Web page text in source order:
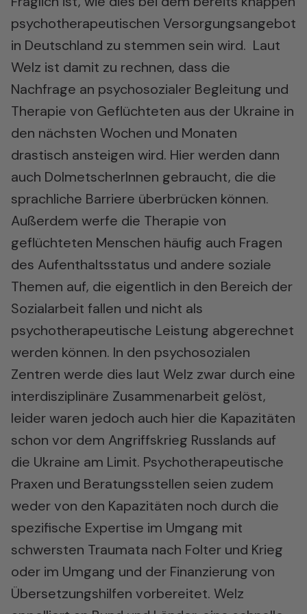
psychotherapeutischen Versorgungsangebot
in Deutschland zu stemmen sein wird. Laut
Welz ist damit zu rechnen, dass die
Nachfrage an psychosozialer Begleitung und
Therapie von Geflüchteten aus der Ukraine in
den nächsten Wochen und Monaten
drastisch ansteigen wird. Hier werden dann
auch DolmetscherInnen gebraucht, die die
sprachliche Barriere überbrücken können.
Außerdem werfe die Therapie von
geflüchteten Menschen häufig auch Fragen
des Aufenthaltsstatus und andere soziale
Themen auf, die eigentlich in den Bereich der
Sozialarbeit fallen und nicht als
psychotherapeutische Leistung abgerechnet
werden können. In den psychosozialen
Zentren werde dies laut Welz zwar durch eine
interdisziplinäre Zusammenarbeit gelöst,
leider waren jedoch auch hier die Kapazitäten
schon vor dem Angriffskrieg Russlands auf
die Ukraine am Limit. Psychotherapeutische
Praxen und Beratungsstellen seien zudem
weder von den Kapazitäten noch durch die
spezifische Expertise im Umgang mit
schwersten Traumata nach Folter und Krieg
oder im Umgang und der Finanzierung von
Übersetzungshilfen vorbereitet. Welz